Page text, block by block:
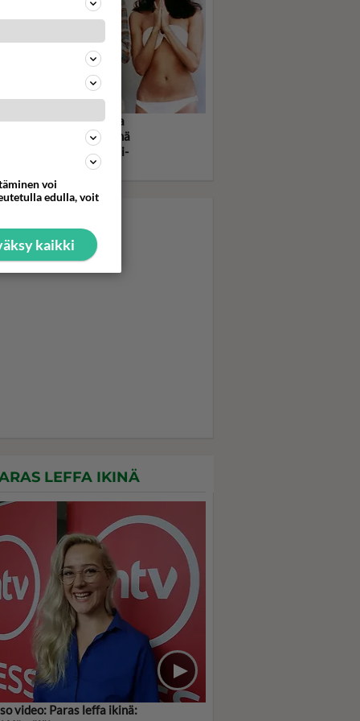
enkelit viihdytti ja
kotisohvilla - Nämä
olivat todellisia tyyli-
LEFFA IKINÄ
video: Paras leffa ikinä:
voi
edulla, voit
kaikki